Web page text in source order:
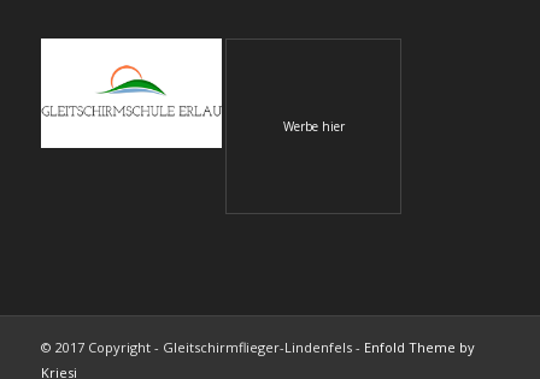
Werbe hier
© 2017 Copyright - Gleitschirmflieger-Lindenfels - Enfold Theme by
Kriesi